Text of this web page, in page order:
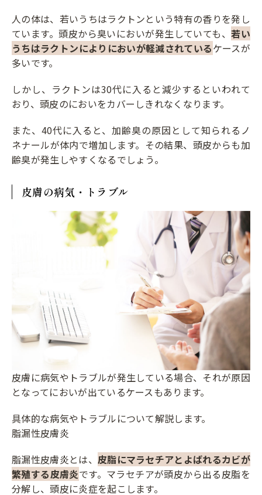
人の体は、若いうちはラクトンという特有の香りを発し
ています。頭皮から臭いにおいが発生していても、若い
うちはラクトンによりにおいが軽減されているケースが
多いです。
しかし、ラクトンは30代に入ると減少するといわれて
おり、頭皮のにおいをカバーしきれなくなります。
また、40代に入ると、加齢臭の原因として知られるノ
ネナールが体内で増加します。その結果、頭皮からも加
齢臭が発生しやすくなるでしょう。
皮膚の病気・トラブル
皮膚に病気やトラブルが発生している場合、それが原因
となってにおいが出ているケースもあります。
具体的な病気やトラブルについて解説します。
脂漏性皮膚炎
脂漏性皮膚炎とは、 皮脂にマラセチアとよばれるカビが
繁殖する皮膚炎です。マラセチアが頭皮から出る皮脂を
分解し、頭皮に炎症を起こします。